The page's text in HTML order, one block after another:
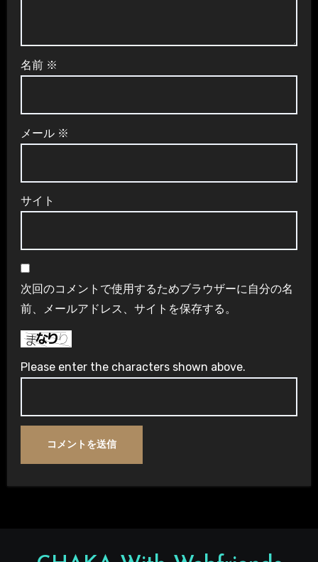
名前 ※
メール ※
サイト
次回のコメントで使用するためブラウザーに自分の名
前、メールアドレス、サイトを保存する。
Please enter the characters shown above.